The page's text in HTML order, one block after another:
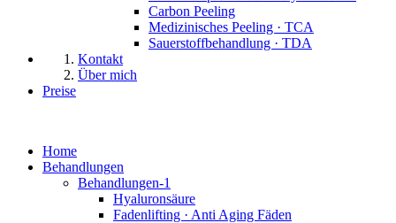
Carbon Peeling
Medizinisches Peeling · TCA
Sauerstoffbehandlung · TDA
Kontakt
Über mich
Preise
Home
Behandlungen
Behandlungen-1
Hyaluronsäure
Fadenlifting · Anti Aging Fäden